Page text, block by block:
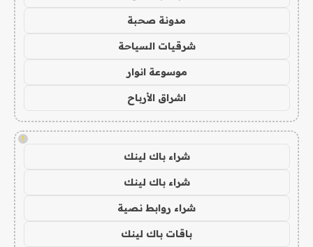
مدونة صحبة
شرقيات السياحة
موسوعة انوار
اشراق الأرباح
!
شراء باك لينك
شراء باك لينك
شراء روابط نصية
باقات باك لينك